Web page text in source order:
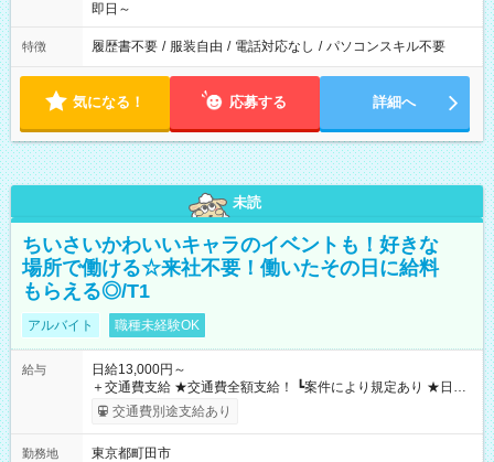
即日～
特徴 履歴書不要 / 服装自由 / 電話対応なし / パソコンスキル不要
気になる！ 応募する 詳細へ
未読
ちいさいかわいいキャラのイベントも！好きな
場所で働ける☆来社不要！働いたその日に給料
もらえる◎/T1
アルバイト 職種未経験OK
給与
日給13,000円～
＋交通費支給 ★交通費全額支給！ ┗案件により規定あり ★日払
いOK！（規定あり） ┗働いたその日に現金GET♪ お仕事後はコ
ンビニATMから 日払い分を引き落とせます！ 【試用期間】試
交通費別途支給あり
勤務地
東京都町田市